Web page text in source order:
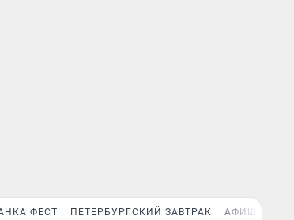
ФЕСТ ПЕТЕРБУРГСКИЙ ЗАВТРАК АФИША PLUS